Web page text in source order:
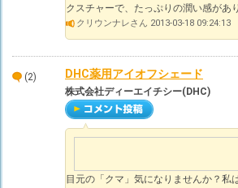
クスチャーで、たっぷりの潤い感があ
クリウンナレさん 2013-03-18 09:24:13
(2) DHC薬用アイオフシェード
株式会社ディーエイチシー(DHC)
目元の「クマ」気になりませんか？私